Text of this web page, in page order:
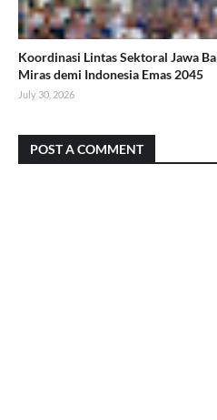
Koordinasi Lintas Sektoral Jawa
Miras demi Indonesia Emas 2045
July 30, 2026
POST A COMMENT